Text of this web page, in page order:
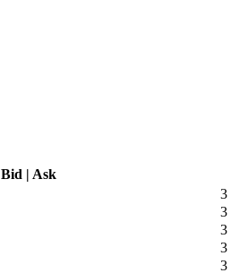
Bid | Ask
3
3
3
3
3